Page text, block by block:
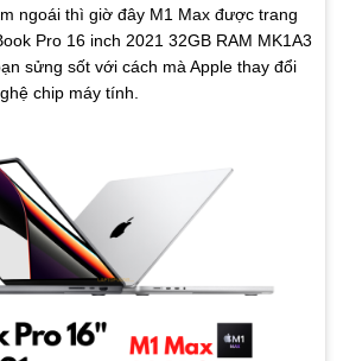
ngoái thì giờ đây M1 Max được trang
Pro 16 inch 2021 32GB RAM MK1A3
sửng sốt với cách mà Apple thay đổi
chip máy tính.